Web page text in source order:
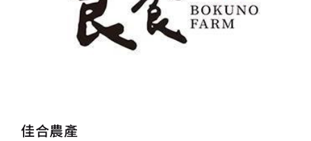
佳合農產